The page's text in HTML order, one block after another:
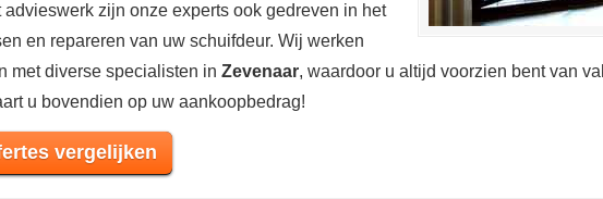
advieswerk zijn onze experts ook gedreven in het
en repareren van uw schuifdeur. Wij werken
met diverse specialisten in Zevenaar, waardoor u altijd voorzien bent van
u bovendien op uw aankoopbedrag!
vergelijken